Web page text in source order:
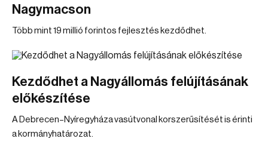
Nagymacson
Több mint 19 millió forintos fejlesztés kezdődhet.
Kezdődhet a Nagyállomás felújításának
előkészítése
A Debrecen–Nyíregyháza vasútvonal korszerűsítését is érinti
a kormányhatározat.